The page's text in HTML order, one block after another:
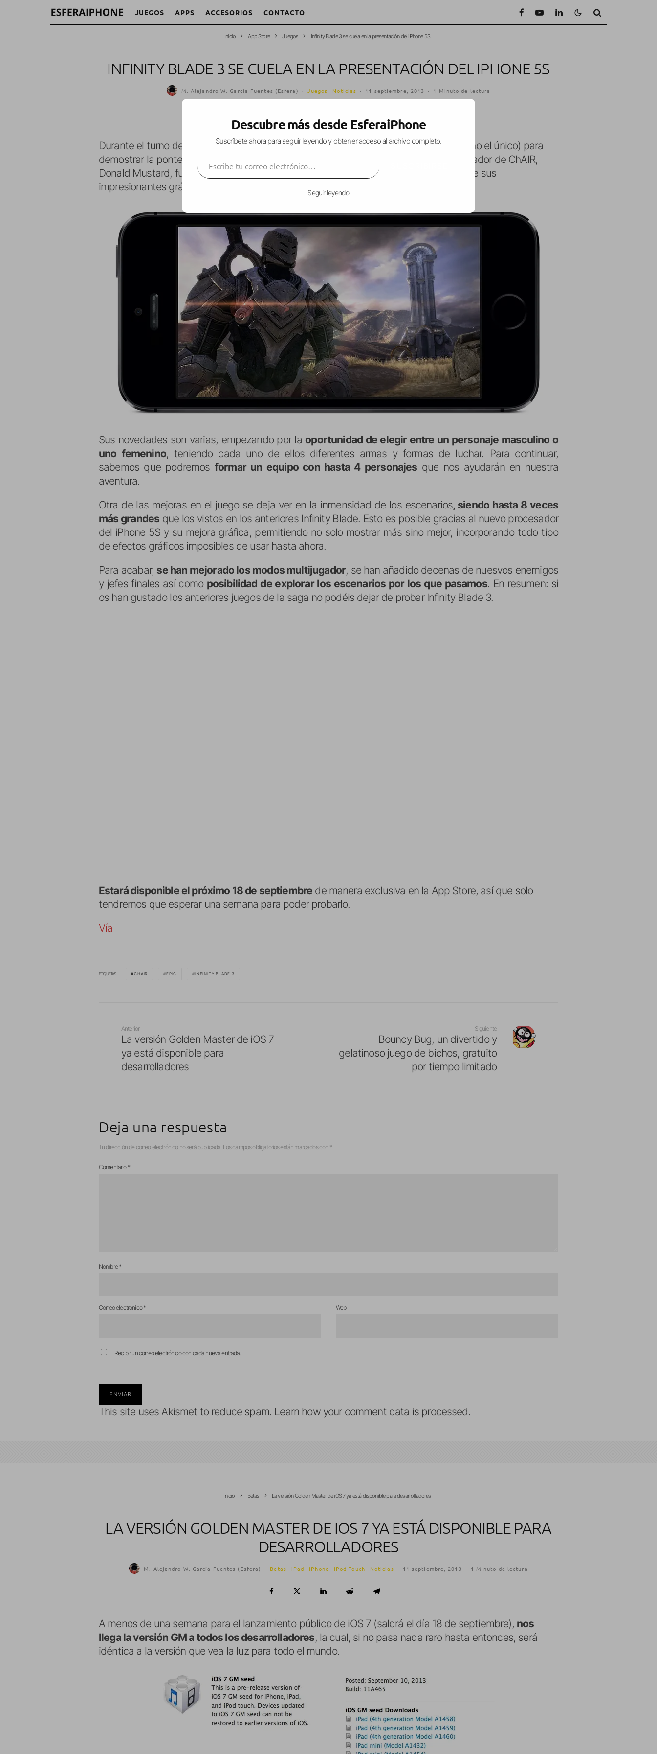
JUEGOS APPS ACCESORIOS CONTACTO
Inicio App Store Juegos Infinity Blade 3 se cuela en la presentación del iPhone 5S
INFINITY BLADE 3 SE CUELA EN LA PRESENTACIÓN DEL IPHONE 5S
M. Alejandro W. García Fuentes (Esfera) · Juegos Noticias · 11 septiembre, 2013 · 1 Minuto de lectura
Durante el turno de presentación deliPhone 5S, se coló un invitado de honor (de hecho el único) para
demostrar la pontencia gráfica del nuevo chip A7 de Apple: Infinity Blade 3. El cofundador de ChAIR,
Donald Mustard, fue el encargado de hablarnos de la tercera parte del juego en el que sus
impresionantes gráficos volverán a hacer acto de presencia.
Sus novedades son varias, empezando por la oportunidad de elegir entre un personaje masculino o
uno femenino, teniendo cada uno de ellos diferentes armas y formas de luchar. Para continuar,
sabemos que podremos formar un equipo con hasta 4 personajes que nos ayudarán en nuestra
aventura.
Otra de las mejoras en el juego se deja ver en la inmensidad de los escenarios, siendo hasta 8 veces
más grandes que los vistos en los anteriores Infinity Blade. Esto es posible gracias al nuevo procesador
del iPhone 5S y su mejora gráfica, permitiendo no solo mostrar más sino mejor, incorporando todo tipo
de efectos gráficos imposibles de usar hasta ahora.
Para acabar, se han mejorado los modos multijugador, se han añadido decenas de nuesvos enemigos
y jefes finales así como posibilidad de explorar los escenarios por los que pasamos. En resumen: si
os han gustado los anteriores juegos de la saga no podéis dejar de probar Infinity Blade 3.
Estará disponible el próximo 18 de septiembre de manera exclusiva en la App Store, así que solo
tendremos que esperar una semana para poder probarlo.
Vía
ETIQUETAS CHAIR EPIC INFINITY BLADE 3
Anterior
La versión Golden Master de iOS 7
ya está disponible para
desarrolladores
Siguiente
Bouncy Bug, un divertido y
gelatinoso juego de bichos, gratuito
por tiempo limitado
Deja una respuesta
Tu dirección de correo electrónico no será publicada. Los campos obligatorios están marcados con *
Comentario *
Nombre*
Correo electrónico* Web
Recibir un correo electrónico con cada nueva entrada.
This site uses Akismet to reduce spam. Learn how your comment data is processed.
Inicio Betas La versión Golden Master de iOS 7 ya está disponible para desarrolladores
LA VERSIÓN GOLDEN MASTER DE IOS 7 YA ESTÁ DISPONIBLE PARA
DESARROLLADORES
M. Alejandro W. García Fuentes (Esfera) · Betas iPad iPhone iPod Touch Noticias · 11 septiembre, 2013 · 1 Minuto de lectura
A menos de una semana para el lanzamiento público de iOS 7 (saldrá el día 18 de septiembre), nos
llega la versión GM a todos los desarrolladores, la cual, si no pasa nada raro hasta entonces, será
idéntica a la versión que vea la luz para todo el mundo.
Descubre más desde EsferaiPhone
Suscríbete ahora para seguir leyendo y obtener acceso al archivo completo.
Seguir leyendo